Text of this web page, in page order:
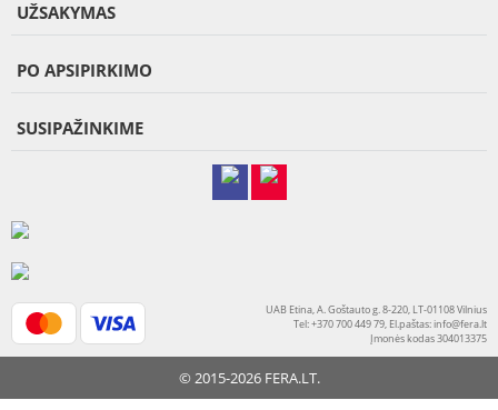
UŽSAKYMAS
PO APSIPIRKIMO
SUSIPAŽINKIME
UAB Etina, A. Goštauto g. 8-220, LT-01108 Vilnius
Tel: +370 700 449 79, El.paštas:info@fera.lt
Įmonės kodas 304013375
© 2015-2026 FERA.LT.